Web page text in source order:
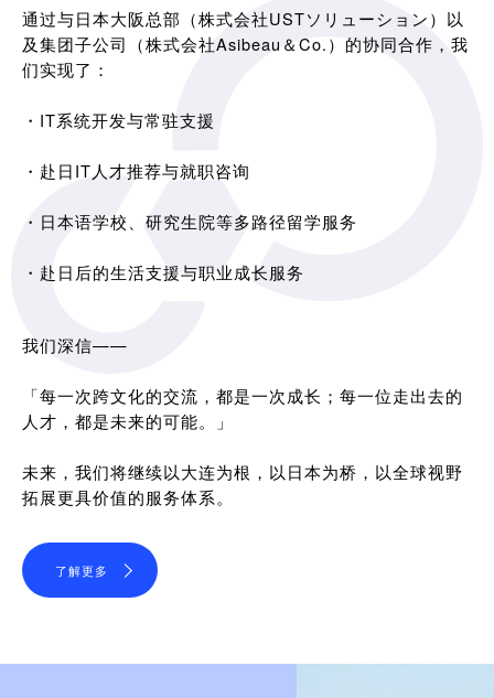
通过与日本大阪总部（株式会社USTソリューション）以
及集团子公司（株式会社Asibeau＆Co.）的协同合作，我
们实现了：
・IT系统开发与常驻支援
・赴日IT人才推荐与就职咨询
・日本语学校、研究生院等多路径留学服务
・赴日后的生活支援与职业成长服务
我们深信——
「每一次跨文化的交流，都是一次成长；每一位走出去的
人才，都是未来的可能。」
未来，我们将继续以大连为根，以日本为桥，以全球视野
拓展更具价值的服务体系。
了解更多